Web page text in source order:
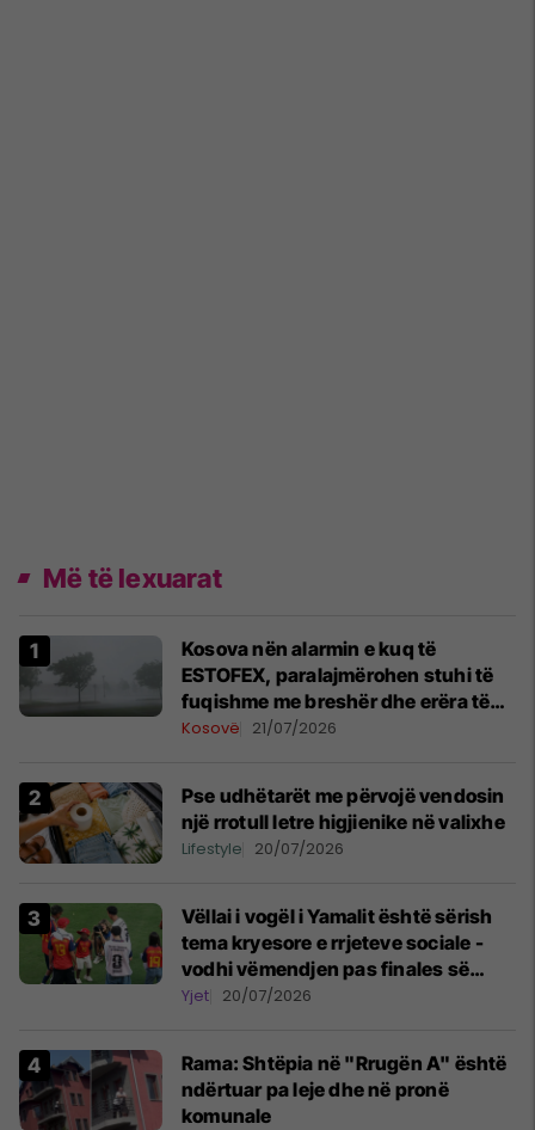
Më të lexuarat
Kosova nën alarmin e kuq të
ESTOFEX, paralajmërohen stuhi të
fuqishme me breshër dhe erëra të
forta
Kosovë 21/07/2026
Pse udhëtarët me përvojë vendosin
një rrotull letre higjienike në valixhe
Lifestyle 20/07/2026
Vëllai i vogël i Yamalit është sërish
tema kryesore e rrjeteve sociale -
vodhi vëmendjen pas finales së
Kupës së Botës
Yjet 20/07/2026
Rama: Shtëpia në "Rrugën A" është
ndërtuar pa leje dhe në pronë
komunale